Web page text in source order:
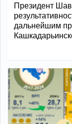
Президент
дальнейшим